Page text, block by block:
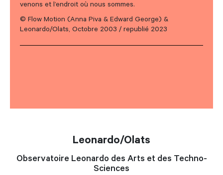
venons et l’endroit où nous sommes.
© Flow Motion (Anna Piva & Edward George) &
Leonardo/Olats, Octobre 2003 / republié 2023
Leonardo/Olats
Observatoire Leonardo des Arts et des Techno-
Sciences